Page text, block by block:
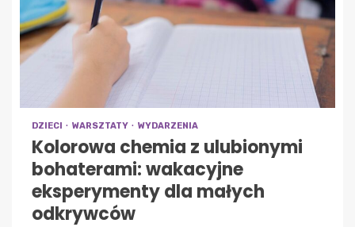
DZIECI WARSZTATY WYDARZENIA
Kolorowa chemia z ulubionymi
bohaterami: wakacyjne
eksperymenty dla małych
odkrywców